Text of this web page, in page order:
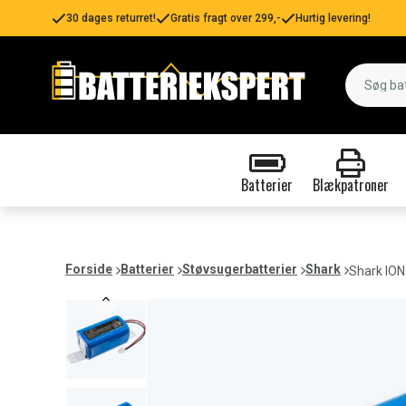
30 dages returret! Gratis fragt over 299,- Hurtig levering!
Batterier Blækpatroner
Forside Batterier Støvsugerbatterier Shark Shark